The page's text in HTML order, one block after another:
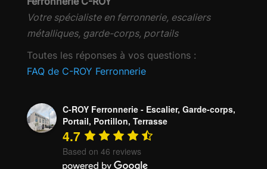
Votre spécialiste en ferronnerie, escaliers
métalliques, garde-corps, portails
Toutes les réponses à vos questions :
FAQ de C-ROY Ferronnerie
C-ROY Ferronnerie - Escalier, Garde-corps,
Portail, Portillon, Terrasse
4.7
Based on 46 reviews